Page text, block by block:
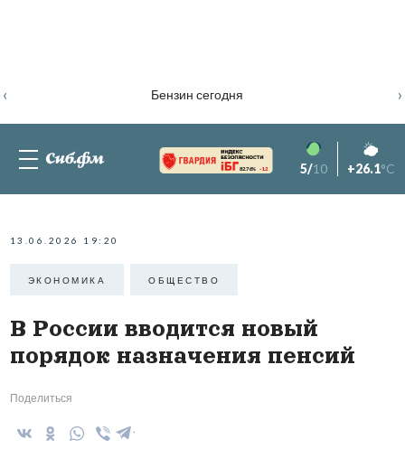
Бензин сегодня
‹ ›
82.76% -1.2 5/10 +26.1°C
13.06.2026 19:20
ЭКОНОМИКА ОБЩЕСТВО
В России вводится новый
порядок назначения пенсий
Поделиться